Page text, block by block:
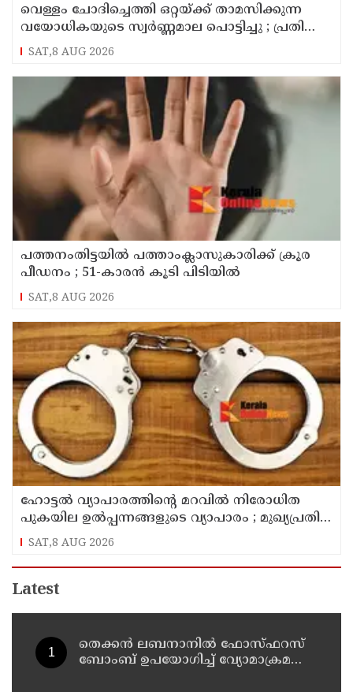
വെള്ളം ചോദിച്ചെത്തി ഒറ്റയ്ക്ക് താമസിക്കുന്ന
വയോധികയുടെ സ്വർണ്ണമാല പൊട്ടിച്ചു ; പ്രതി
പിടിയിൽ
SAT,8 AUG 2026
പത്തനംതിട്ടയിൽ പത്താംക്ലാസുകാരിക്ക് ക്രൂര
പീഡനം ; 51-കാരൻ കൂടി പിടിയിൽ
SAT,8 AUG 2026
ഹോട്ടൽ വ്യാപാരത്തിന്റെ മറവിൽ നിരോധിത
പുകയില ഉൽപ്പന്നങ്ങളുടെ വ്യാപാരം ; മുഖ്യപ്രതി
പിടിയിൽ
SAT,8 AUG 2026
Latest
തെക്കൻ ലബനാനിൽ ഫോസ്ഫറസ്
ബോംബ് ഉപയോഗിച്ച് വ്യോമാക്രമണം